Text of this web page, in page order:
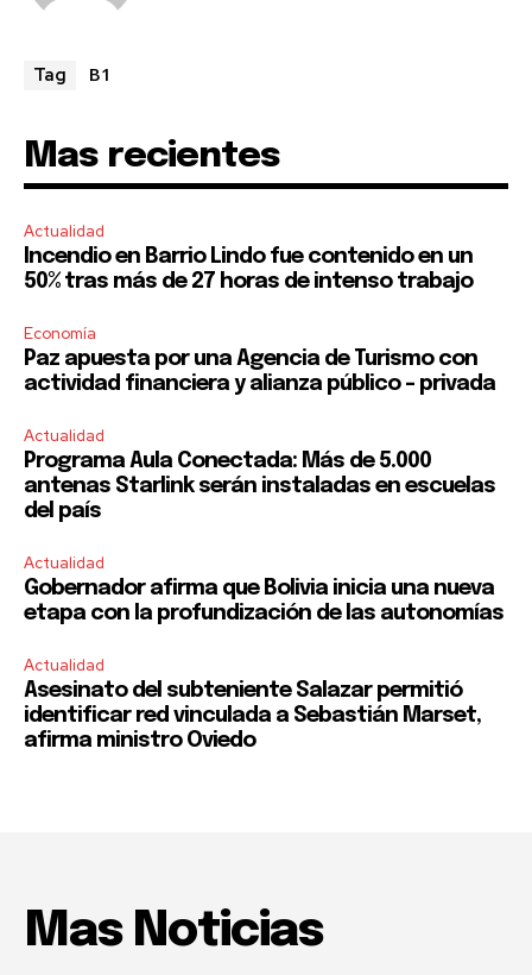
SUBSCRIBE
Tag B1
Mas recientes
Actualidad
Incendio en Barrio Lindo fue contenido en un
50% tras más de 27 horas de intenso trabajo
Economía
Paz apuesta por una Agencia de Turismo con
actividad financiera y alianza público – privada
Actualidad
Programa Aula Conectada: Más de 5.000
antenas Starlink serán instaladas en escuelas
del país
Actualidad
Gobernador afirma que Bolivia inicia una nueva
etapa con la profundización de las autonomías
Actualidad
Asesinato del subteniente Salazar permitió
identificar red vinculada a Sebastián Marset,
afirma ministro Oviedo
Mas Noticias